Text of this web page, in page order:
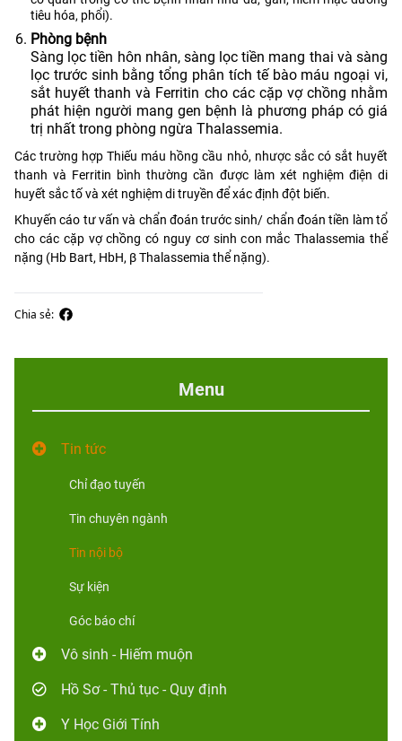
tiêu hóa, phổi).
Phòng bệnh
Sàng lọc tiền hôn nhân, sàng lọc tiền mang thai và sàng
lọc trước sinh bằng tổng phân tích tế bào máu ngoại vi,
sắt huyết thanh và Ferritin cho các cặp vợ chồng nhằm
phát hiện người mang gen bệnh là phương pháp có giá
trị nhất trong phòng ngừa Thalassemia.
Các trường hợp Thiếu máu hồng cầu nhỏ, nhược sắc có sắt huyết
thanh và Ferritin bình thường cần được làm xét nghiệm điện di
huyết sắc tố và xét nghiệm di truyền để xác định đột biến.
Khuyến cáo tư vấn và chẩn đoán trước sinh/ chẩn đoán tiền làm tổ
cho các cặp vợ chồng có nguy cơ sinh con mắc Thalassemia thể
nặng (Hb Bart, HbH, β Thalassemia thể nặng).
Chia sẻ:
Menu
Tin tức
Chỉ đạo tuyến
Tin chuyên ngành
Tin nội bộ
Sự kiện
Góc báo chí
Vô sinh - Hiếm muộn
Hồ Sơ - Thủ tục - Quy định
Y Học Giới Tính